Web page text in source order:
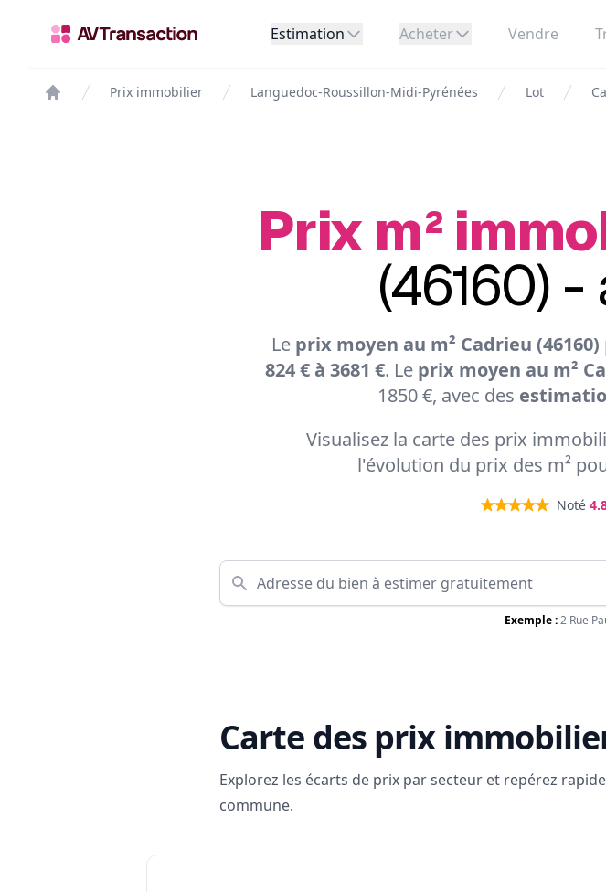
Estimation Acheter Vendre
Prix immobilier Languedoc-Roussillon-Midi-Pyrénées Lot
Prix m²
(46160)
Le prix moyen au m² Cadrieu (46160)
824 € à 3681 €. Le prix moyen au m²
1850 €, avec des
Visualisez la carte des prix
l'évolution du prix des m²
Noté
Exemple :2 Rue
Carte des prix
Explorez les écarts de prix par secteur et repérez
commune.